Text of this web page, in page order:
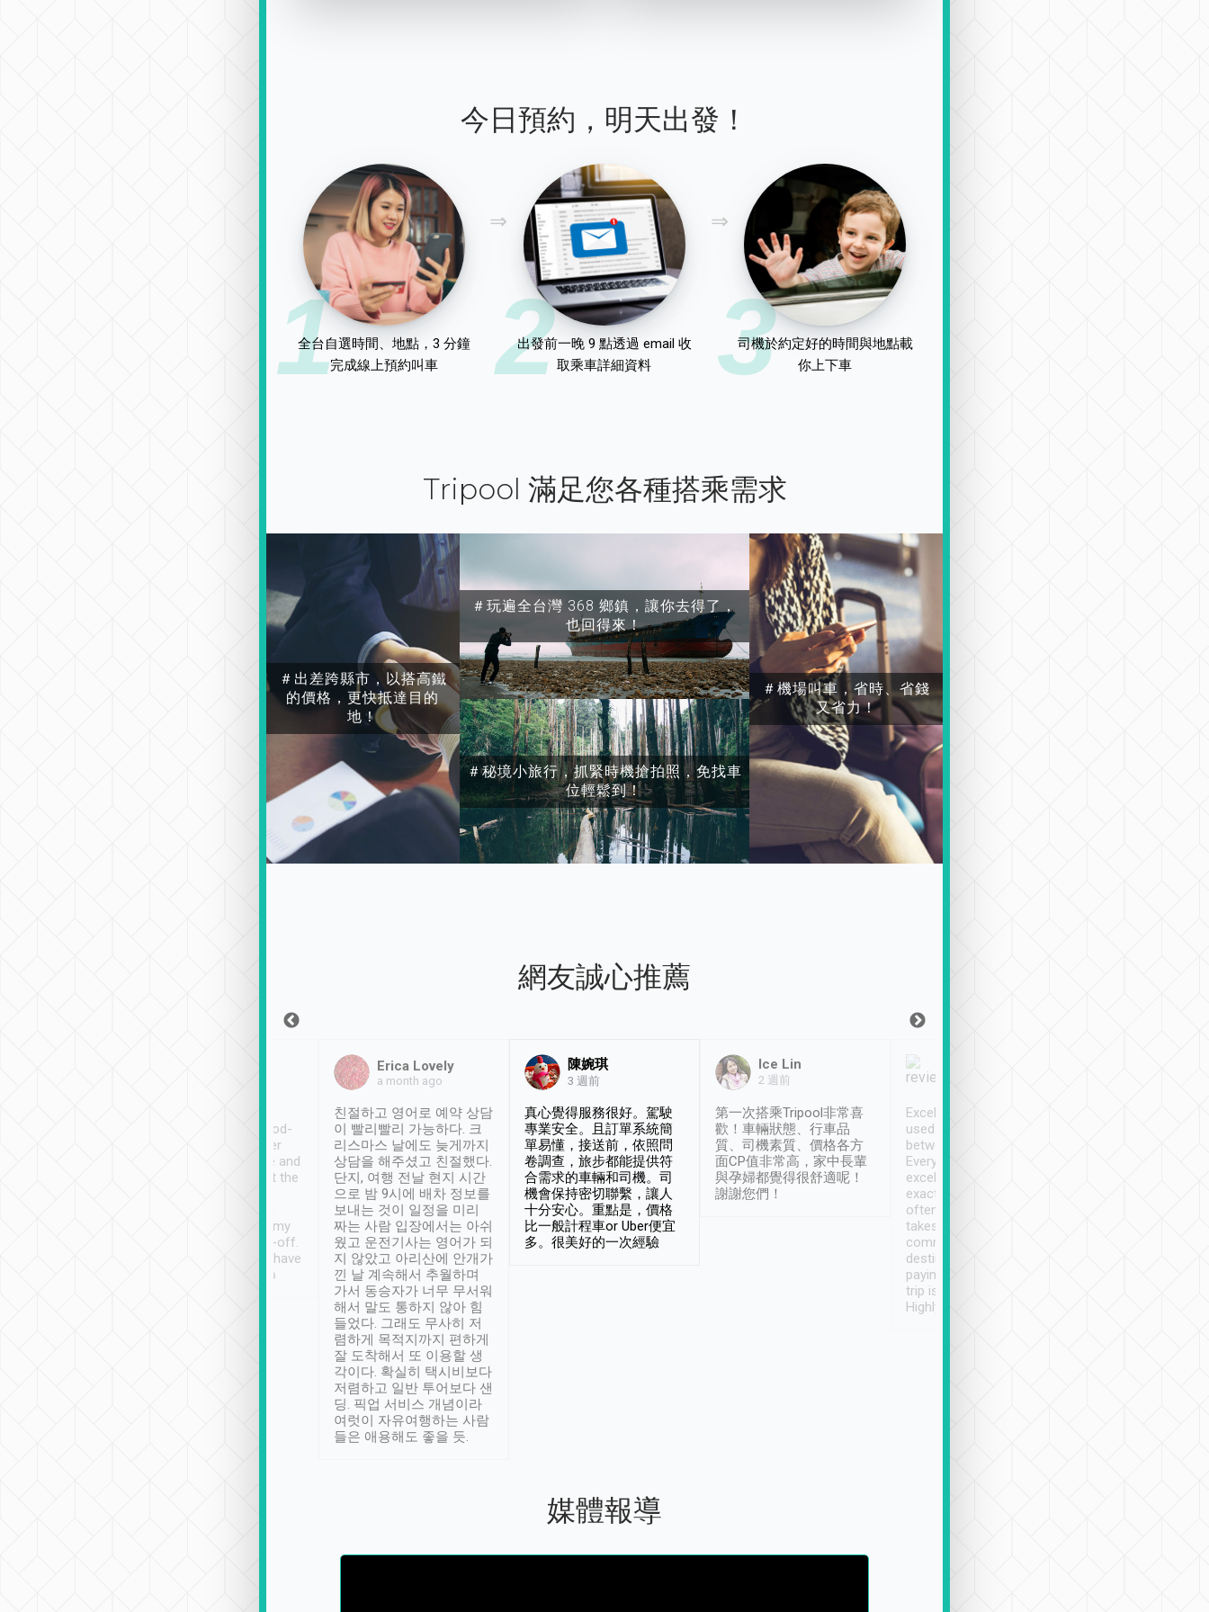
今日預約，明天出發！
1
全台自選時間、地點，3 分鐘
完成線上預約叫車
2
出發前一晚 9 點透過 email 收
取乘車詳細資料
3
司機於約定好的時間與地點載
你上下車
Tripool 滿足您各種搭乘需求
＃出差跨縣市，以搭高鐵
的價格，更快抵達目的
地！
＃玩遍全台灣 368 鄉鎮，讓你去得了，
也回得來！
＃秘境小旅行，抓緊時機搶拍照，免找車
位輕鬆到！
＃機場叫車，省時、省錢
又省力！
網友誠心推薦
service, vehicles in good-
condition and the driver
service was awesome and
thoughtful. Driver went the
have safely arrived at my
destination after drop-off.
Definitely something I have
not seen elsewhere 👍
Erica Lovely
a month ago
친절하고 영어로 예약 상담
이 빨리빨리 가능하다. 크
리스마스 날에도 늦게까지
상담을 해주셨고 친절했다.
단지, 여행 전날 현지 시간
으로 밤 9시에 배차 정보를
보내는 것이 일정을 미리
짜는 사람 입장에서는 아쉬
웠고 운전기사는 영어가 되
지 않았고 아리산에 안개가
낀 날 계속해서 추월하며
가서 동승자가 너무 무서워
해서 말도 통하지 않아 힘
들었다. 그래도 무사히 저
렴하게 목적지까지 편하게
잘 도착해서 또 이용할 생
각이다. 확실히 택시비보다
저렴하고 일반 투어보다 샌
딩. 픽업 서비스 개념이라
여럿이 자유여행하는 사람
들은 애용해도 좋을 듯.
陳婉琪
3 週前
真心覺得服務很好。駕駛
專業安全。且訂單系統簡
單易懂，接送前，依照問
卷調查，旅步都能提供符
合需求的車輛和司機。司
機會保持密切聯繫，讓人
十分安心。重點是，價格
比一般計程車or Uber便宜
多。很美好的一次經驗
Ice Lin
2 週前
第一次搭乘Tripool非常喜
歡！車輛狀態、行車品
質、司機素質、價格各方
面CP值非常高，家中長輩
與孕婦都覺得很舒適呢！
謝謝您們！
Excellent service. We have
used Tripool to travel
between cities in Taiwan.
Every driver has been
excellent and arrives
exactly on time. As there is
often limited English it
takes the difficulty out of
communicating the
destination details and
paying online prior to the
trip is very convenient.
Highly recommended
媒體報導